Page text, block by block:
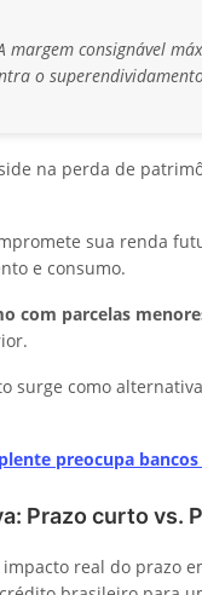
margem consignável
o
na perda de
sua renda
e consumo.
com parcelas
surge como
preocupa bancos
Prazo curto vs.
real do prazo